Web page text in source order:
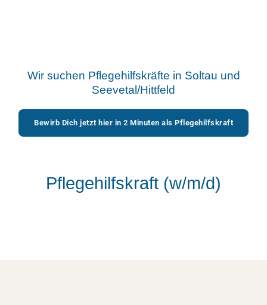
Wir suchen Pflegehilfskräfte in Soltau und
Seevetal/Hittfeld
Bewirb Dich jetzt hier in 2 Minuten als Pflegehilfskraft
Pflegehilfskraft (w/m/d)